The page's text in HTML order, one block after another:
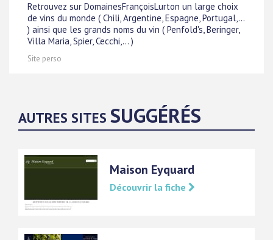
Retrouvez sur DomainesFrançoisLurton un large choix
de vins du monde ( Chili, Argentine, Espagne, Portugal,...
) ainsi que les grands noms du vin ( Penfold's, Beringer,
Villa Maria, Spier, Cecchi,... )
Site perso
AUTRES SITES SUGGÉRÉS
Maison Eyquard
Découvrir la fiche